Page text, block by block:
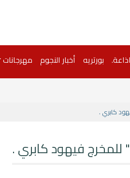
بورتريه أخبار النجوم مهرجانات
كابري .
للمخرج فيهود كابري .